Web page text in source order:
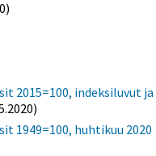
2015=100, indeksiluvut ja
1949=100, huhtikuu 2020